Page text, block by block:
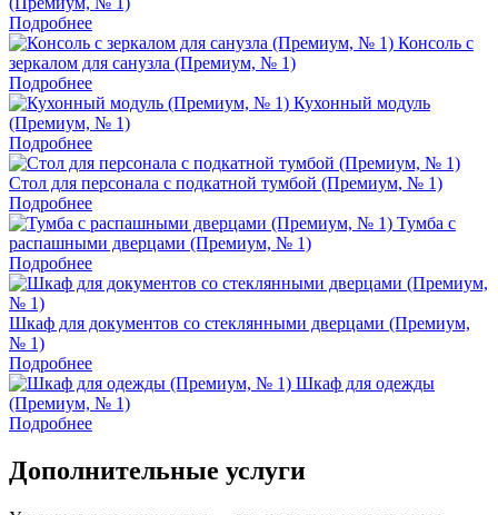
Подробнее
Консоль с
зеркалом для санузла (Премиум, № 1)
Подробнее
Кухонный модуль
(Премиум, № 1)
Подробнее
Стол для персонала с подкатной тумбой (Премиум, № 1)
Подробнее
Тумба с
распашными дверцами (Премиум, № 1)
Подробнее
Шкаф для документов со стеклянными дверцами (Премиум,
№ 1)
Подробнее
Шкаф для одежды
(Премиум, № 1)
Подробнее
Дополнительные услуги